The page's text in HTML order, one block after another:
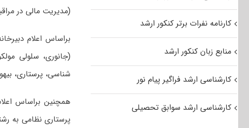
(مدیریت مالی در
براساس اعلام
(جانوری، سلولی
شناسی، پرستاری،
همچنین براساس
پرستاری نظامی به
کارنامه نفرات برتر کنکور ارشد
منابع زبان کنکور ارشد
کارشناسی ارشد فراگیر پیام نور
کارشناسی ارشد سوابق تحصیلی